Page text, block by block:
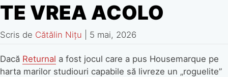
TE VREA ACOLO
Scris de Cătălin Nițu 5 mai, 2026
Dacă Returnal a fost jocul care a pus Housemarque pe
harta marilor studiouri capabile să livreze un „roguelite”